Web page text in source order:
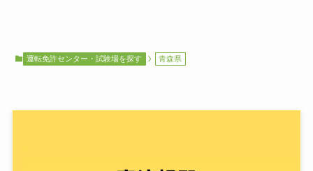
運転免許センター・試験場を探す 青森県